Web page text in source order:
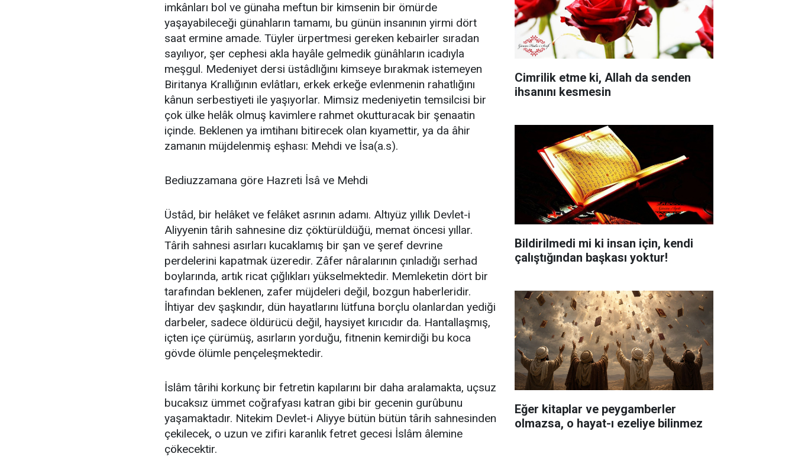
imkânları bol ve günaha meftun bir kimsenin bir ömürde
yaşayabileceği günahların tamamı, bu günün insanının yirmi dört
saat ermine amade. Tüyler ürpertmesi gereken kebairler sıradan
sayılıyor, şer cephesi akla hayâle gelmedik günâhların icadıyla
meşgul. Medeniyet dersi üstâdlığını kimseye bırakmak istemeyen
Biritanya Krallığının evlâtları, erkek erkeğe evlenmenin rahatlığını
kânun serbestiyeti ile yaşıyorlar. Mimsiz medeniyetin temsilcisi bir
çok ülke helâk olmuş kavimlere rahmet okutturacak bir şenaatin
içinde. Beklenen ya imtihanı bitirecek olan kıyamettir, ya da âhir
zamanın müjdelenmiş eşhası: Mehdi ve İsa(a.s).
Bediuzzamana göre Hazreti İsâ ve Mehdi
Üstâd, bir helâket ve felâket asrının adamı. Altıyüz yıllık Devlet-i
Aliyyenin târih sahnesine diz çöktürüldüğü, memat öncesi yıllar.
Târih sahnesi asırları kucaklamış bir şan ve şeref devrine
perdelerini kapatmak üzeredir. Zâfer nâralarının çınladığı serhad
boylarında, artık ricat çığlıkları yükselmektedir. Memleketin dört bir
tarafından beklenen, zafer müjdeleri değil, bozgun haberleridir.
İhtiyar dev şaşkındır, dün hayatlarını lütfuna borçlu olanlardan yediği
darbeler, sadece öldürücü değil, haysiyet kırıcıdır da. Hantallaşmış,
içten içe çürümüş, asırların yorduğu, fitnenin kemirdiği bu koca
gövde ölümle pençeleşmektedir.
İslâm târihi korkunç bir fetretin kapılarını bir daha aralamakta, uçsuz
bucaksız ümmet coğrafyası katran gibi bir gecenin gurûbunu
yaşamaktadır. Nitekim Devlet-i Aliyye bütün bütün târih sahnesinden
çekilecek, o uzun ve zifiri karanlık fetret gecesi İslâm âlemine
çökecektir.
Cimrilik etme ki, Allah da senden
ihsanını kesmesin
Bildirilmedi mi ki insan için, kendi
çalıştığından başkası yoktur!
Eğer kitaplar ve peygamberler
olmazsa, o hayat-ı ezeliye bilinmez